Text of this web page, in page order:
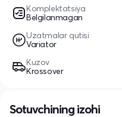
Komplektatsiya
Belgilanmagan
Uzatmalar qutisi
Variator
Kuzov
Krossover
Sotuvchining izohi